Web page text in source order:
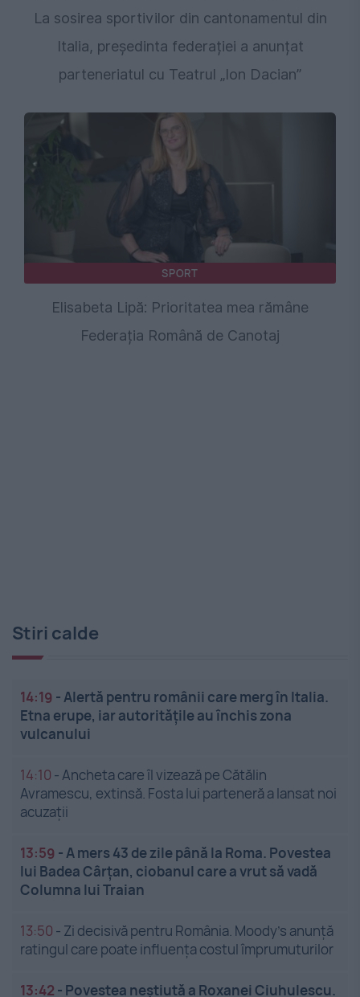
La sosirea sportivilor din cantonamentul din
Italia, președinta federației a anunțat
parteneriatul cu Teatrul „Ion Dacian”
SPORT
Elisabeta Lipă: Prioritatea mea rămâne
Federația Română de Canotaj
Stiri calde
14:19 -Alertă pentru românii care merg în Italia.
Etna erupe, iar autoritățile au închis zona
vulcanului
14:10 -Ancheta care îl vizează pe Cătălin
Avramescu, extinsă. Fosta lui parteneră a lansat noi
acuzații
13:59 -A mers 43 de zile până la Roma. Povestea
lui Badea Cârțan, ciobanul care a vrut să vadă
Columna lui Traian
13:50 - Zi decisivă pentru România. Moody’s anunță
ratingul care poate influența costul împrumuturilor
13:42 - Povestea neștiută a Roxanei Ciuhulescu.